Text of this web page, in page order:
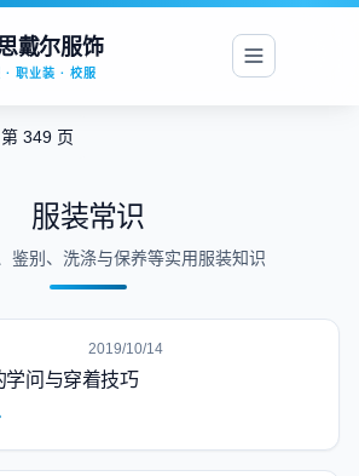
戴尔服饰
· 职业装 · 校服
第 349 页
服装常识
鉴别、洗涤与保养等实用服装知识
2019/10/14
学问与穿着技巧